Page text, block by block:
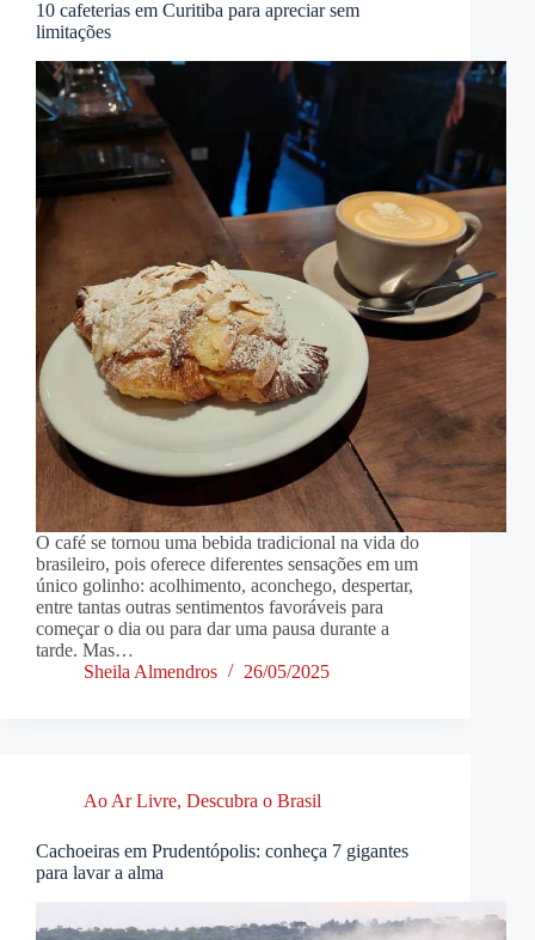
10 cafeterias em Curitiba para apreciar sem
limitações
O café se tornou uma bebida tradicional na vida do
brasileiro, pois oferece diferentes sensações em um
único golinho: acolhimento, aconchego, despertar,
entre tantas outras sentimentos favoráveis para
começar o dia ou para dar uma pausa durante a
tarde. Mas…
Sheila Almendros
26/05/2025
Ao Ar Livre, Descubra o Brasil
Cachoeiras em Prudentópolis: conheça 7 gigantes
para lavar a alma